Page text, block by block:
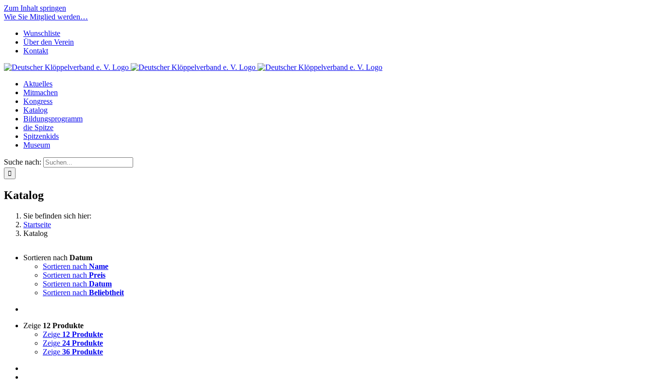
Zum Inhalt springen
Wie Sie Mitglied werden…
Wunschliste
Über den Verein
Kontakt
Aktuelles
Mitmachen
Kongress
Katalog
Bildungsprogramm
die Spitze
Spitzenkids
Museum
Suche nach:
Katalog
Sie befinden sich hier:
Startseite
Katalog
Sortieren nach Datum
Sortieren nach Name
Sortieren nach Preis
Sortieren nach Datum
Sortieren nach Beliebtheit
Zeige 12 Produkte
Zeige 12 Produkte
Zeige 24 Produkte
Zeige 36 Produkte